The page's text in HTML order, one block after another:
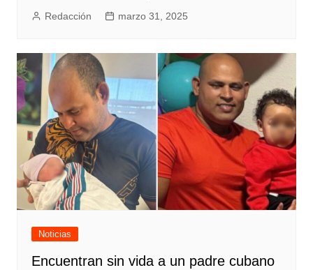
Redacción marzo 31, 2025
Noticias
Encuentran sin vida a un padre cubano